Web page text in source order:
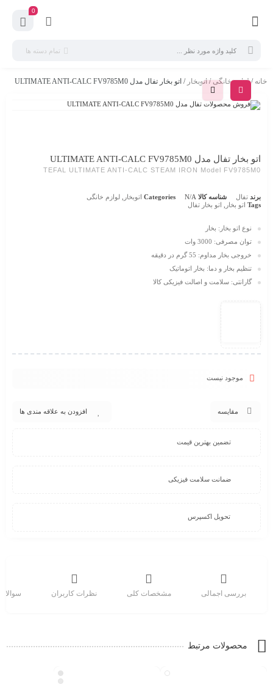
0
تمام دسته ها
خانه /لوازم خانگی/اتوبخار / اتو بخار تفال مدل ULTIMATE ANTI-CALC FV9785M0
اتو بخار تفال مدل ULTIMATE ANTI-CALC FV9785M0
TEFAL ULTIMATE ANTI-CALC STEAM IRON Model FV9785M0
برند تفال شناسه کالا N/A
Categories اتوبخار
لوازم خانگی
Tags اتو بخار اتو بخار تفال
نوع اتو بخار: بخار
توان مصرفی: 3000 وات
خروجی بخار مداوم: 55 گرم در دقیقه
تنظیم بخار و دما: بخار اتوماتیک
گارانتی: سلامت و اصالت فیزیکی کالا
موجود نیست
مقایسه افزودن به علاقه مندی ها
تضمین بهترین قیمت
ضمانت سلامت فیزیکی
تحویل اکسپرس
بررسی اجمالی مشخصات کلی نظرات کاربران
محصولات مرتبط